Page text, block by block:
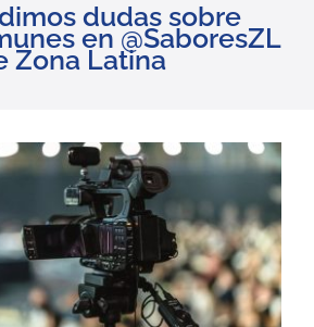
dudas sobre
en @SaboresZL
Zona Latina